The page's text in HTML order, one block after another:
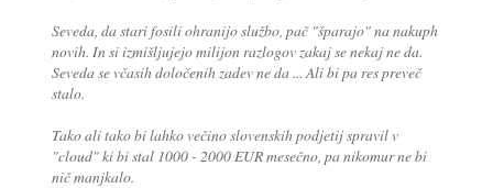
Seveda, da stari fosili ohranijo službo, pač "šparajo" na nakuph
novih. In si izmišljujejo milijon razlogov zakaj se nekaj ne da.
Seveda se včasih določenih zadev ne da ... Ali bi pa res preveč
stalo.
Tako ali tako bi lahko večino slovenskih podjetij spravil v
"cloud" ki bi stal 1000 - 2000 EUR mesečno, pa nikomur ne bi
nič manjkalo.